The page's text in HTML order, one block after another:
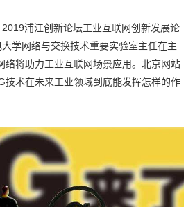
浦江创新论坛工业互联网创新发展论
学网络与交换技术重要实验室主任在主
络将助力工业互联网场景应用。北京网站
技术在未来工业领域到底能发挥怎样的作